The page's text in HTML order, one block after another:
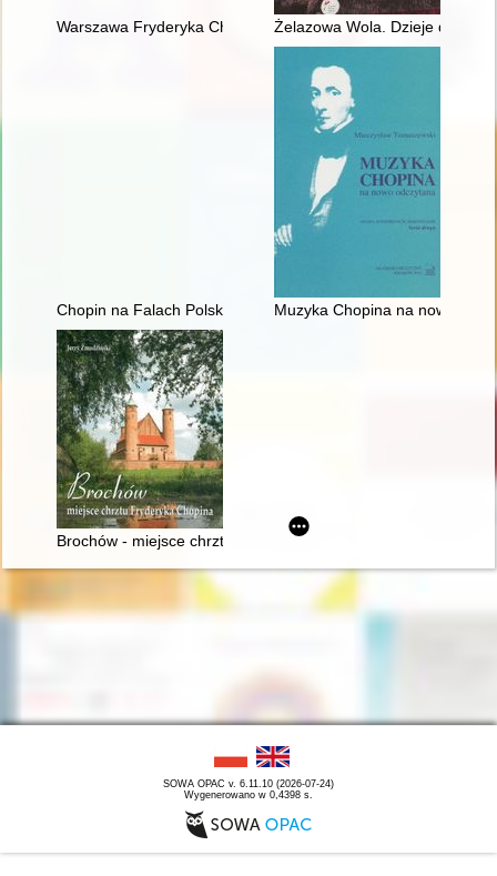
Warszawa Fryderyka Chopina Żelazowa Wola. Dzieje domu
Chopin na Falach Polskiego RadiaMuzyka Chopina na nowo
Brochów - miejsce chrztu Fryderyka Chopina
SOWA OPAC v. 6.11.10 (2026-07-24)
Wygenerowano w 0,4398 s.